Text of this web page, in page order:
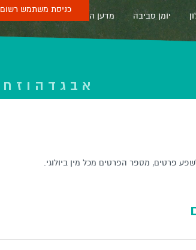
יומן סביבה מדען החודש
כניסת משתמש רשום
א ב ג ד ה ו ז ח
פרטים, מספר הפרטים מכל מין ביולוגי.